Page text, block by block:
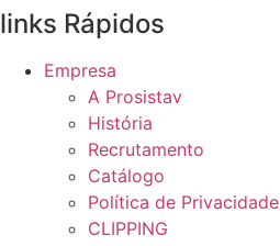
links Rápidos
Empresa
A Prosistav
História
Recrutamento
Catálogo
Política de Privacidade
CLIPPING